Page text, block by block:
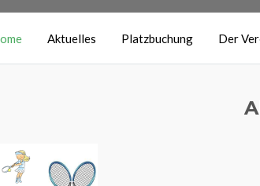
Aktuelles Platzbuchung Der